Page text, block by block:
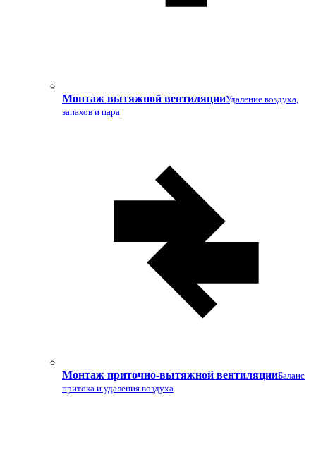
Монтаж вытяжной вентиляцииУдаление воздуха,
запахов и пара
Монтаж приточно-вытяжной вентиляцииБаланс
притока и удаления воздуха